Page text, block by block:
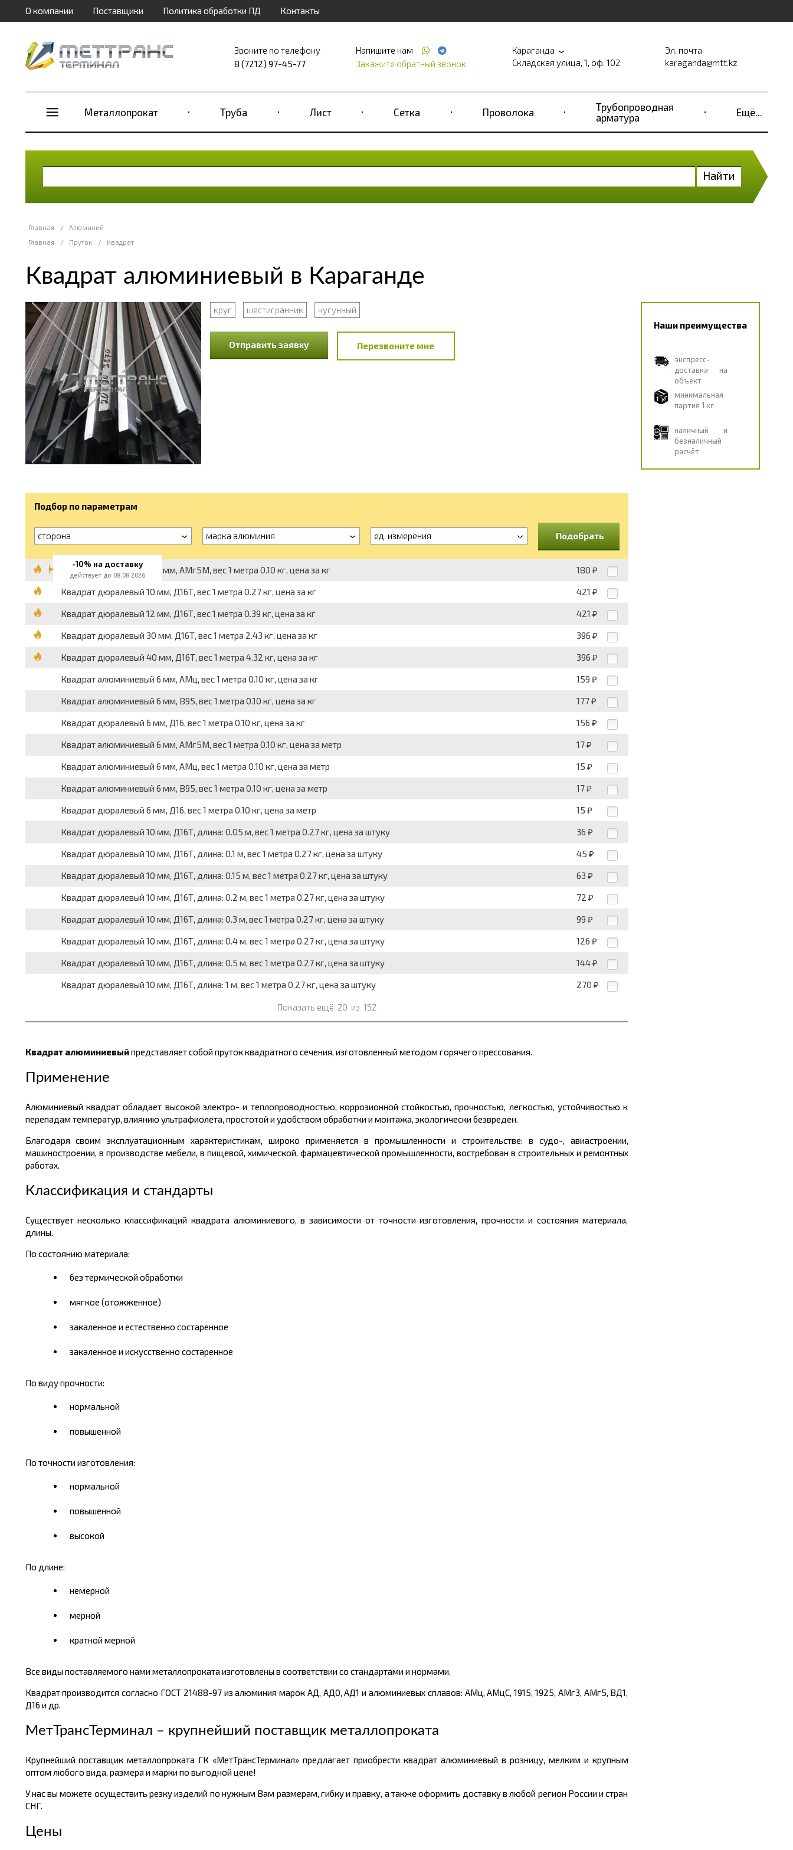
О компании Поставщики Политика обработки ПД Контакты
Звоните по телефону
8 (7212) 97-45-77
Напишите нам
Закажите обратный звонок
Караганда
Складская улица, 1, оф. 102
Эл. почта
karaganda@mtt.kz
Металлопрокат Труба Лист Сетка Проволока
Трубопроводная
арматура
Ещё...
Найти
Главная /
Алюминий
Главная
/ Пруток / Квадрат
Квадрат алюминиевый в Караганде
круг шестигранник чугунный
Отправить заявку Перезвоните мне
Наши преимущества
экспресс-
доставка на
объект
минимальная
партия 1 кг
наличный и
безналичный
расчёт
Подбор по параметрам
сторона марка алюминия ед. измерения Подобрать
Квадрат алюминиевый 6 мм, АМг5М, вес 1 метра 0.10 кг, цена за кг 180 ₽
Квадрат дюралевый 10 мм, Д16Т, вес 1 метра 0.27 кг, цена за кг 421 ₽
Квадрат дюралевый 12 мм, Д16Т, вес 1 метра 0.39 кг, цена за кг 421 ₽
Квадрат дюралевый 30 мм, Д16Т, вес 1 метра 2.43 кг, цена за кг 396 ₽
Квадрат дюралевый 40 мм, Д16Т, вес 1 метра 4.32 кг, цена за кг 396 ₽
Квадрат алюминиевый 6 мм, АМц, вес 1 метра 0.10 кг, цена за кг 159 ₽
Квадрат алюминиевый 6 мм, В95, вес 1 метра 0.10 кг, цена за кг 177 ₽
Квадрат дюралевый 6 мм, Д16, вес 1 метра 0.10 кг, цена за кг 156 ₽
Квадрат алюминиевый 6 мм, АМг5М, вес 1 метра 0.10 кг, цена за метр 17 ₽
Квадрат алюминиевый 6 мм, АМц, вес 1 метра 0.10 кг, цена за метр 15 ₽
Квадрат алюминиевый 6 мм, В95, вес 1 метра 0.10 кг, цена за метр 17 ₽
Квадрат дюралевый 6 мм, Д16, вес 1 метра 0.10 кг, цена за метр 15 ₽
Квадрат дюралевый 10 мм, Д16Т, длина: 0.05 м, вес 1 метра 0.27 кг, цена за штуку 36 ₽
Квадрат дюралевый 10 мм, Д16Т, длина: 0.1 м, вес 1 метра 0.27 кг, цена за штуку 45 ₽
Квадрат дюралевый 10 мм, Д16Т, длина: 0.15 м, вес 1 метра 0.27 кг, цена за штуку 63 ₽
Квадрат дюралевый 10 мм, Д16Т, длина: 0.2 м, вес 1 метра 0.27 кг, цена за штуку 72 ₽
Квадрат дюралевый 10 мм, Д16Т, длина: 0.3 м, вес 1 метра 0.27 кг, цена за штуку 99 ₽
Квадрат дюралевый 10 мм, Д16Т, длина: 0.4 м, вес 1 метра 0.27 кг, цена за штуку 126 ₽
Квадрат дюралевый 10 мм, Д16Т, длина: 0.5 м, вес 1 метра 0.27 кг, цена за штуку 144 ₽
Квадрат дюралевый 10 мм, Д16Т, длина: 1 м, вес 1 метра 0.27 кг, цена за штуку 270 ₽
Показать ещё 20 из 152
Квадрат алюминиевыйпредставляет собой пруток квадратного сечения, изготовленный методом горячего прессования.
Применение
Алюминиевый квадрат обладает высокой электро- и теплопроводностью, коррозионной стойкостью, прочностью, легкостью, устойчивостью к
перепадам температур, влиянию ультрафиолета, простотой и удобством обработки и монтажа, экологически безвреден.
Благодаря своим эксплуатационным характеристикам, широко применяется в промышленности и строительстве: в судо-, авиастроении,
машиностроении, в производстве мебели, в пищевой, химической, фармацевтической промышленности, востребован в строительных и ремонтных
работах.
Классификация и стандарты
Существует несколько классификаций квадрата алюминиевого, в зависимости от точности изготовления, прочности и состояния материала,
длины.
По состоянию материала:
без термической обработки
мягкое (отожженное)
закаленное и естественно состаренное
закаленное и искусственно состаренное
По виду прочности:
нормальной
повышенной
По точности изготовления:
нормальной
повышенной
высокой
По длине:
немерной
мерной
кратной мерной
Все виды поставляемого нами металлопроката изготовлены в соответствии со стандартами и нормами.
Квадрат производится согласно ГОСТ 21488-97 из алюминия марок АД, АД0, АД1 и алюминиевых сплавов: АМц, АМцС, 1915, 1925, АМг3, АМг5, ВД1,
Д16 и др.
МетТрансТерминал – крупнейший поставщик металлопроката
Крупнейший поставщик металлопроката ГК «МетТрансТерминал» предлагает приобрести квадрат алюминиевый в розницу, мелким и крупным
оптом любого вида, размера и марки по выгодной цене!
У нас вы можете осуществить резку изделий по нужным Вам размерам, гибку и правку, а также оформить доставку в любой регион России и стран
СНГ.
Цены
-10% на доставку
действует до 08.08.2026